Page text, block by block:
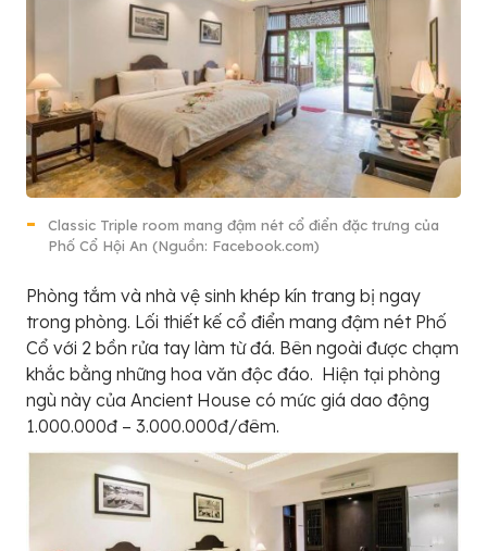
Classic Triple room mang đậm nét cổ điển đặc trưng của
Phố Cổ Hội An (Nguồn: Facebook.com)
Phòng tắm và nhà vệ sinh khép kín trang bị ngay
trong phòng. Lối thiết kế cổ điển mang đậm nét Phố
Cổ với 2 bồn rửa tay làm từ đá. Bên ngoài được chạm
khắc bằng những hoa văn độc đáo. Hiện tại phòng
ngù này của Ancient House có mức giá dao động
1.000.000đ – 3.000.000đ/đêm.